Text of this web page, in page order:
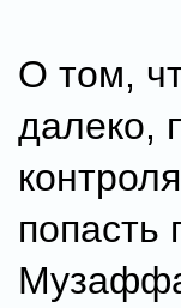
О том,
далеко,
попасть